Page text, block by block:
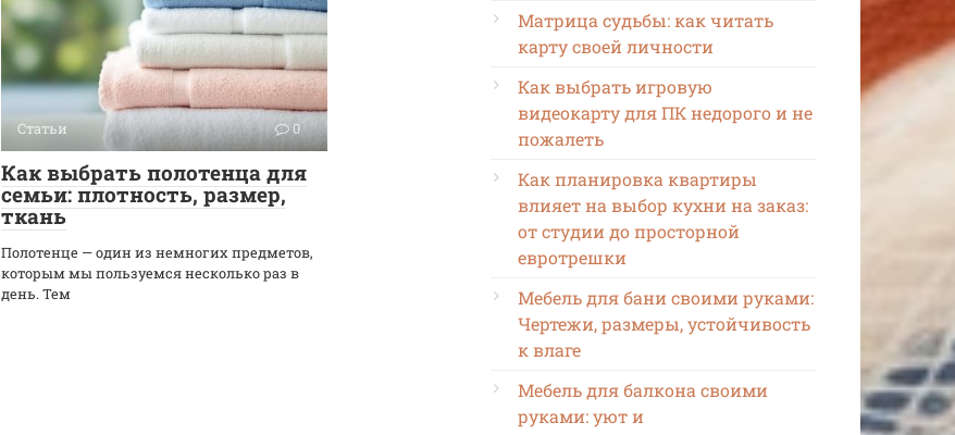
Статьи 0
Как выбрать полотенца для
семьи: плотность, размер,
ткань
Полотенце — один из немногих предметов,
которым мы пользуемся несколько раз в
день. Тем
Матрица судьбы: как читать
карту своей личности
Как выбрать игровую
видеокарту для ПК недорого и не
пожалеть
Как планировка квартиры
влияет на выбор кухни на заказ:
от студии до просторной
евротрешки
Мебель для бани своими руками:
Чертежи, размеры, устойчивость
к влаге
Мебель для балкона своими
руками: уют и